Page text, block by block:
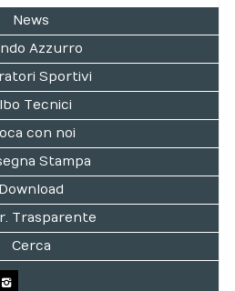
News
Azzurro
Sportivi
Tecnici
con noi
Stampa
Download
Trasparente
Cerca